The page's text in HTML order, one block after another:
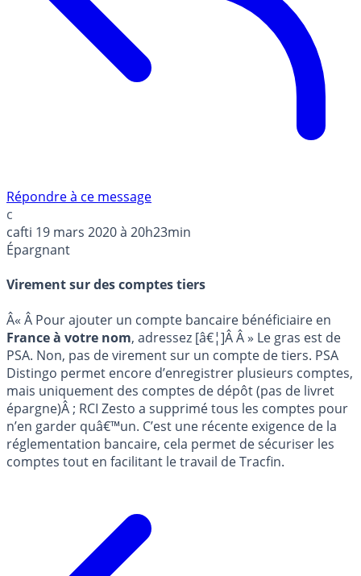
Répondre à ce message
c
cafti 19 mars 2020 à 20h23min
Épargnant
Virement sur des comptes tiers
Â« Â Pour ajouter un compte bancaire bénéficiaire en
France à votre nom, adressez [â€¦]Â Â » Le gras est de
PSA. Non, pas de virement sur un compte de tiers. PSA
Distingo permet encore d’enregistrer plusieurs comptes,
mais uniquement des comptes de dépôt (pas de livret
épargne)Â ; RCI Zesto a supprimé tous les comptes pour
n’en garder quâ€™un. C’est une récente exigence de la
réglementation bancaire, cela permet de sécuriser les
comptes tout en facilitant le travail de Tracfin.